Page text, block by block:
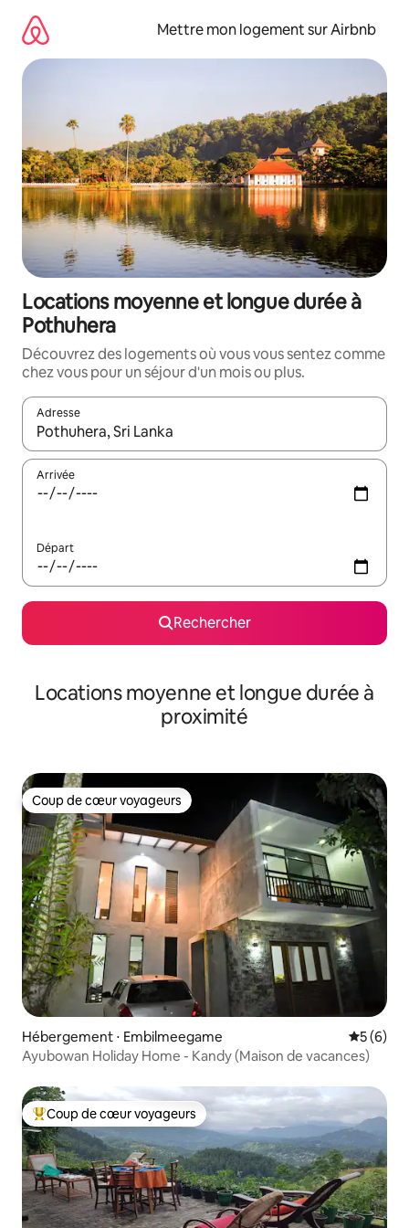
directement
contenu
Mettre mon logement sur Airbnb
Locations moyenne et longue durée à
Pothuhera
Découvrez des logements où vous vous sentez comme
chez vous pour un séjour d'un mois ou plus.
Adresse
Lorsque les résultats s'affichent, utilisez les flèches vers le
Arrivée
Départ
Rechercher
Locations moyenne et longue durée à
proximité
Coup de cœur voyageurs
Coup de cœur voyageurs
Hébergement ⋅ Embilmeegame
5 (6)
Ayubowan Holiday Home - Kandy (Maison de vacances)
Coups de cœur voyageurs les plus appréciés
Coup de cœur voyageurs